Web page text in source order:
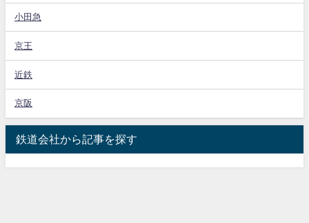
小田急
京王
近鉄
京阪
鉄道会社から記事を探す